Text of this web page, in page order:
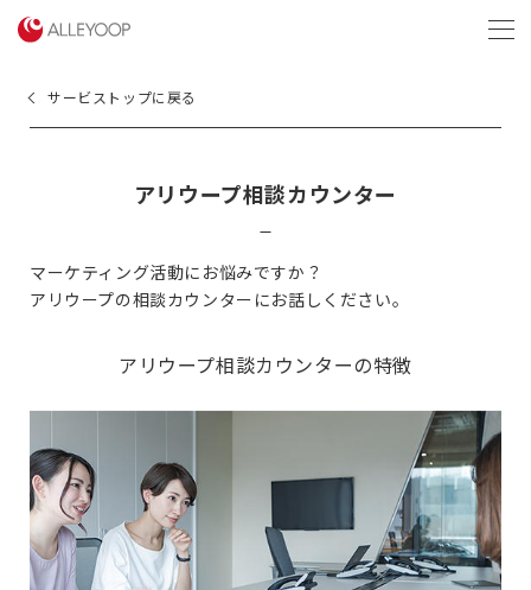
サービストップに戻る
アリウープ相談カウンター
マーケティング活動にお悩みですか？
アリウープの相談カウンターにお話しください。
アリウープ相談カウンターの特徴